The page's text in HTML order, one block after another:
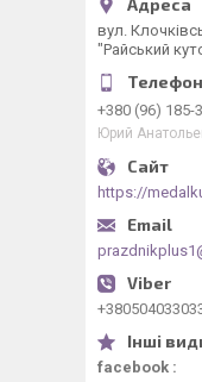
вул.
"Райський
+380 (96) 185-
Юрий
https://
facebook